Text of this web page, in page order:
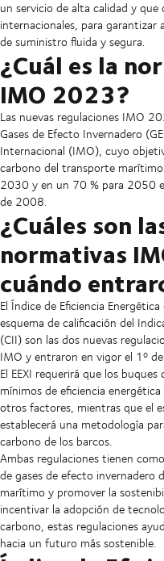
un servicio de alta calidad y
internacionales, para garantizar
de suministro fluida y segura.
¿Cuál es la
IMO 2023?
Las nuevas regulaciones IMO
Gases de Efecto Invernadero
Internacional (IMO), cuyo
carbono del transporte
2030 y en un 70 % para 2050
de 2008.
¿Cuáles son
normativas
cuándo
El Índice de Eficiencia
esquema de calificación del
(CII) son las dos nuevas
IMO y entraron en vigor el 1º
El EEXI requerirá que los
mínimos de eficiencia
otros factores, mientras que el
establecerá una metodología
carbono de los barcos.
Ambas regulaciones tienen
de gases de efecto invernadero
marítimo y promover la
incentivar la adopción de
carbono, estas regulaciones
hacia un futuro más sostenible.